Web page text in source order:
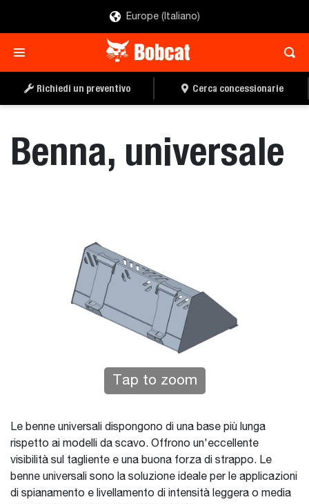
Europe (Italiano)
Richiedi un preventivo Cerca concessionarie
Benna, universale
Tap to zoom
Le benne universali dispongono di una base più lunga
rispetto ai modelli da scavo. Offrono un'eccellente
visibilità sul tagliente e una buona forza di strappo. Le
benne universali sono la soluzione ideale per le applicazioni
di spianamento e livellamento di intensità leggera o media
CERCA UN